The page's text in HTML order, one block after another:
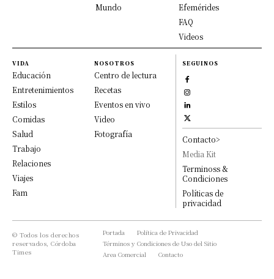
Mundo
Efemérides
FAQ
Videos
VIDA
Educación
Entretenimientos
Estilos
Comidas
Salud
Trabajo
Relaciones
Viajes
Fam
NOSOTROS
Centro de lectura
Recetas
Eventos en vivo
Video
Fotografía
SEGUINOS
Contacto>
Media Kit
Terminoss &
Condiciones
Políticas de
privacidad
© Todos los derechos
reservados, Córdoba
Times
Portada
Política de Privacidad
Términos y Condiciones de Uso del Sitio
Area Comercial
Contacto